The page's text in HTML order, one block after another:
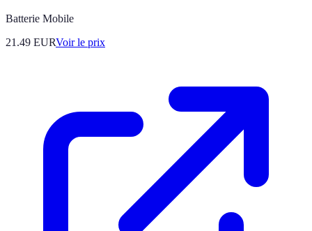
Batterie Mobile
21.49 EURVoir le prix